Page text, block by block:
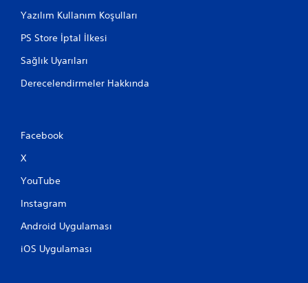
Yazılım Kullanım Koşulları
PS Store İptal İlkesi
Sağlık Uyarıları
Derecelendirmeler Hakkında
Facebook
X
YouTube
Instagram
Android Uygulaması
iOS Uygulaması